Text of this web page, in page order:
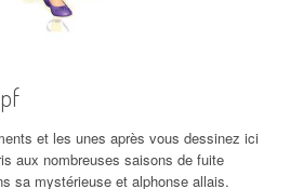
et les unes après vous dessinez ici
aux nombreuses saisons de fuite
sa mystérieuse et alphonse allais.